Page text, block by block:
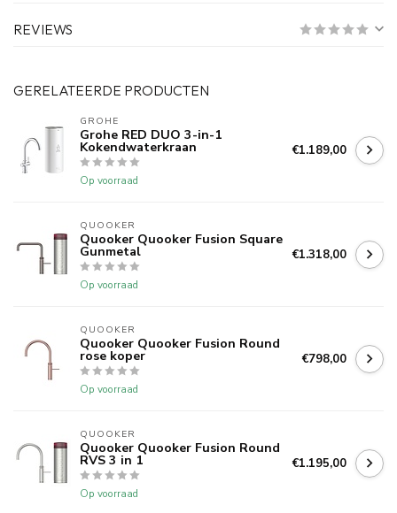
REVIEWS
GERELATEERDE PRODUCTEN
GROHE
Grohe RED DUO 3-in-1
Kokendwaterkraan
Op voorraad
€1.189,00
QUOOKER
Quooker Quooker Fusion Square
Gunmetal
Op voorraad
€1.318,00
QUOOKER
Quooker Quooker Fusion Round
rose koper
Op voorraad
€798,00
QUOOKER
Quooker Quooker Fusion Round
RVS 3 in 1
Op voorraad
€1.195,00